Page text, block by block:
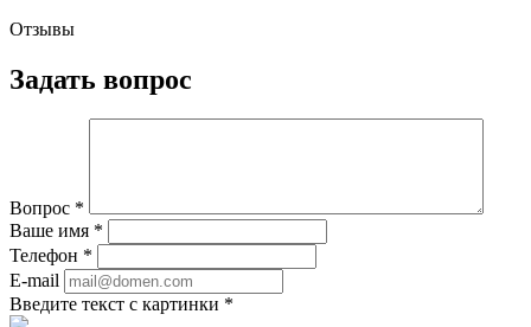
Отзывы
Задать вопрос
Вопрос *
Ваше имя *
Телефон *
E-mail
Введите текст с картинки *